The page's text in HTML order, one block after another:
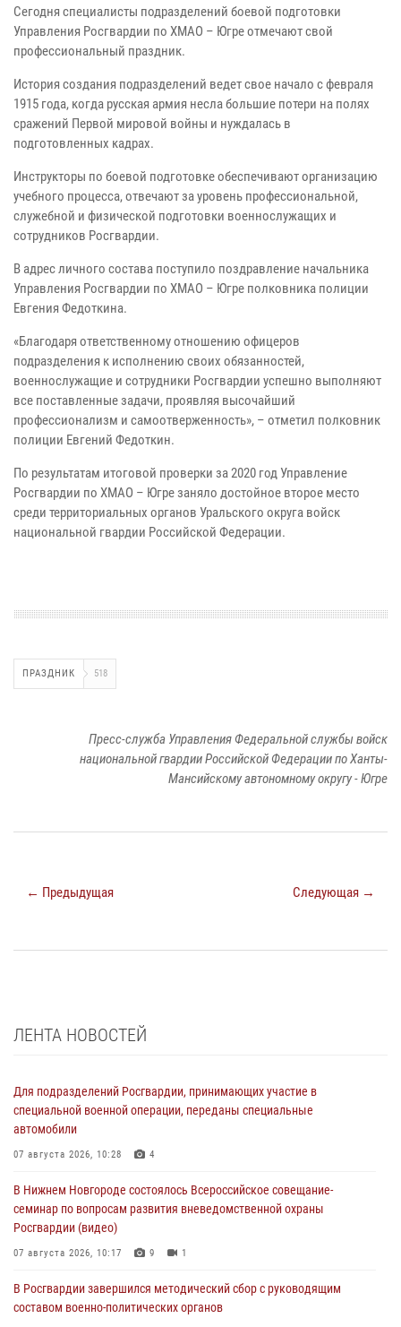
Сегодня специалисты подразделений боевой подготовки
Управления Росгвардии по ХМАО – Югре отмечают свой
профессиональный праздник.
История создания подразделений ведет свое начало с февраля
1915 года, когда русская армия несла большие потери на полях
сражений Первой мировой войны и нуждалась в
подготовленных кадрах.
Инструкторы по боевой подготовке обеспечивают организацию
учебного процесса, отвечают за уровень профессиональной,
служебной и физической подготовки военнослужащих и
сотрудников Росгвардии.
В адрес личного состава поступило поздравление начальника
Управления Росгвардии по ХМАО – Югре полковника полиции
Евгения Федоткина.
«Благодаря ответственному отношению офицеров
подразделения к исполнению своих обязанностей,
военнослужащие и сотрудники Росгвардии успешно выполняют
все поставленные задачи, проявляя высочайший
профессионализм и самоотверженность», – отметил полковник
полиции Евгений Федоткин.
По результатам итоговой проверки за 2020 год Управление
Росгвардии по ХМАО – Югре заняло достойное второе место
среди территориальных органов Уральского округа войск
национальной гвардии Российской Федерации.
ПРАЗДНИК 518
Пресс-служба Управления Федеральной службы войск
национальной гвардии Российской Федерации по Ханты-
Мансийскому автономному округу - Югре
← Предыдущая Следующая →
ЛЕНТА НОВОСТЕЙ
Для подразделений Росгвардии, принимающих участие в
специальной военной операции, переданы специальные
автомобили
07 августа 2026, 10:28 4
В Нижнем Новгороде состоялось Всероссийское совещание-
семинар по вопросам развития вневедомственной охраны
Росгвардии (видео)
07 августа 2026, 10:17 9 1
В Росгвардии завершился методический сбор с руководящим
составом военно-политических органов